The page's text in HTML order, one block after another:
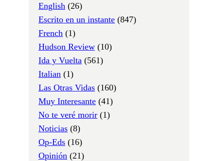
English (26)
Escrito en un instante (847)
French (1)
Hudson Review (10)
Ida y Vuelta (561)
Italian (1)
Las Otras Vidas (160)
Muy Interesante (41)
No te veré morir (1)
Noticias (8)
Op-Eds (16)
Opinión (21)